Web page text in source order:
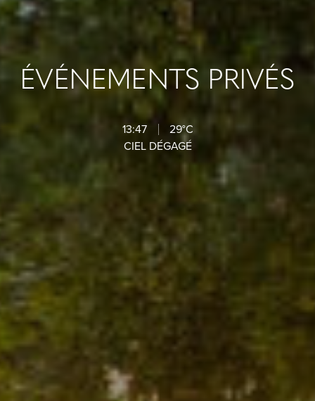
ÉVÉNEMENTS PRIVÉS
13:47
29°C
CIEL DÉGAGÉ